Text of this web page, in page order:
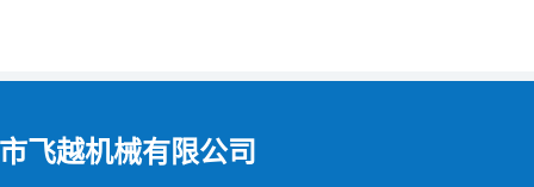
飞越机械有限公司